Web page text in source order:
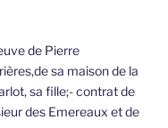
de Pierre
sa maison de la
sa fille;- contrat de
des Emereaux et de